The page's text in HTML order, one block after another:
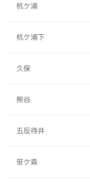
杭ケ浦
杭ケ浦下
久保
熊谷
五反待井
笹ケ森